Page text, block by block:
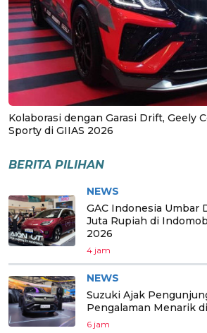
Kolaborasi dengan Garasi Drift, Geely
Sporty di GIIAS 2026
BERITA PILIHAN
NEWS
GAC Indonesia Umbar
Juta Rupiah di
2026
4 jam
NEWS
Suzuki Ajak
Pengalaman Menarik
6 jam